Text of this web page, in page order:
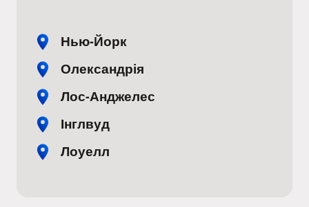
Нью-Йорк
Олександрія
Лос-Анджелес
Інглвуд
Лоуелл